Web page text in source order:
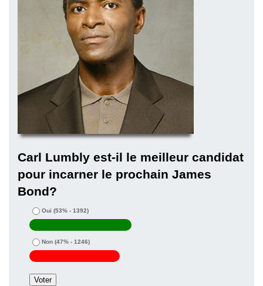
Carl Lumbly est-il le meilleur candidat
pour incarner le prochain James
Bond?
Oui (53% - 1392)
Non (47% - 1246)